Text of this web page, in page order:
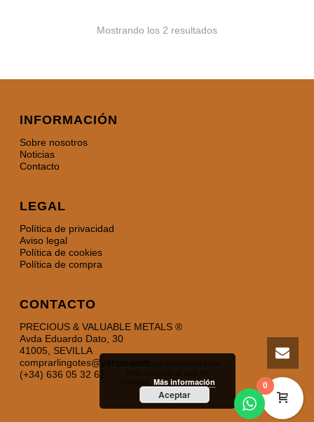
Mostrando los 2 resultados
INFORMACIÓN
Sobre nosotros
Noticias
Contacto
LEGAL
Política de privacidad
Aviso legal
Política de cookies
Política de compra
CONTACTO
PRECIOUS & VALUABLE METALS ®
Avda Eduardo Dato, 30
41005, SEVILLA
comprarlingotes@yahoo.com
(+34) 636 05 32 62
0
Si continuas utilizando este
Más información
Aceptar